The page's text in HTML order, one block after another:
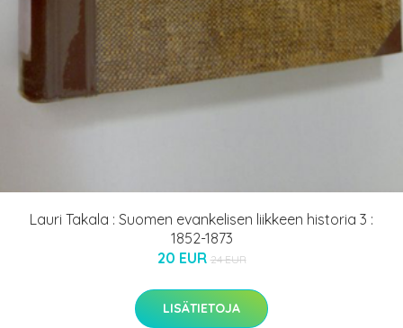
Lauri Takala : Suomen evankelisen liikkeen historia 3 :
1852-1873
20 EUR 24 EUR
LISÄTIETOJA